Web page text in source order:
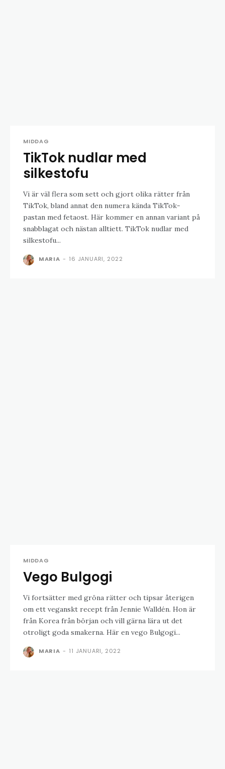
MIDDAG
TikTok nudlar med
silkestofu
Vi är väl flera som sett och gjort olika rätter från
TikTok, bland annat den numera kända TikTok-
pastan med fetaost. Här kommer en annan variant på
snabblagat och nästan alltiett. TikTok nudlar med
silkestofu...
MARIA - 16 JANUARI, 2022
MIDDAG
Vego Bulgogi
Vi fortsätter med gröna rätter och tipsar återigen
om ett veganskt recept från Jennie Walldén. Hon är
från Korea från början och vill gärna lära ut det
otroligt goda smakerna. Här en vego Bulgogi...
MARIA - 11 JANUARI, 2022